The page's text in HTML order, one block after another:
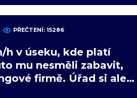
PŘEČTENÍ: 15286
h v úseku, kde platí
mu nesměli zabavit,
firmě. Úřad si ale